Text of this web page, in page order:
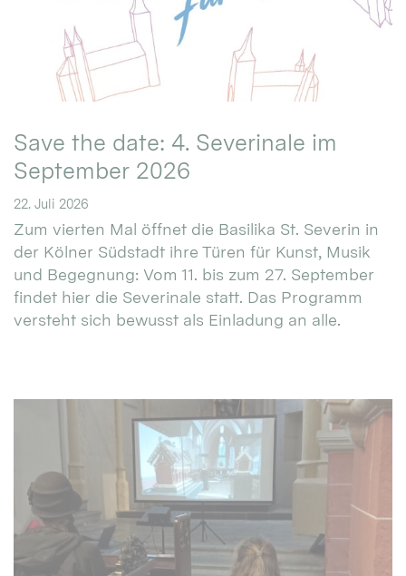
Save the date: 4. Severinale im
September 2026
22. Juli 2026
Zum vierten Mal öffnet die Basilika St. Severin in
der Kölner Südstadt ihre Türen für Kunst, Musik
und Begegnung: Vom 11. bis zum 27. September
findet hier die Severinale statt. Das Programm
versteht sich bewusst als Einladung an alle.